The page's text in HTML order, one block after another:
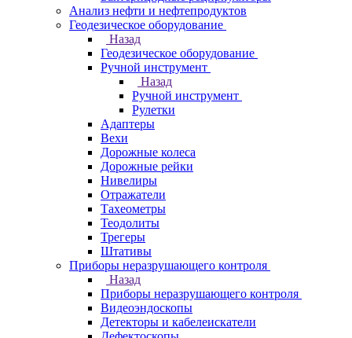
Анализ нефти и нефтепродуктов
Геодезическое оборудование
Назад
Геодезическое оборудование
Ручной инструмент
Назад
Ручной инструмент
Рулетки
Адаптеры
Вехи
Дорожные колеса
Дорожные рейки
Нивелиры
Отражатели
Тахеометры
Теодолиты
Трегеры
Штативы
Приборы неразрушающего контроля
Назад
Приборы неразрушающего контроля
Видеоэндоскопы
Детекторы и кабелеискатели